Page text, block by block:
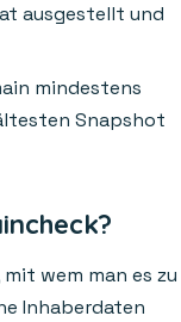
ausgestellt und
mindestens
Snapshot
wem man es zu
Inhaberdaten